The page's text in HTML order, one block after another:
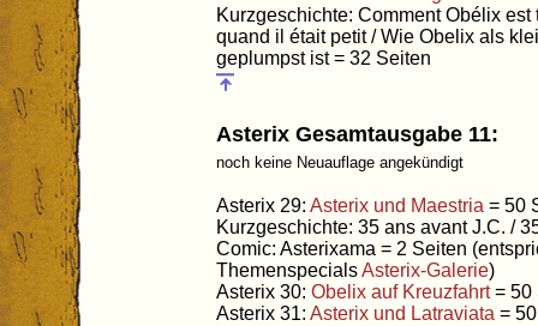
Kurzgeschichte: Comment Obélix
quand il était petit / Wie Obelix als
geplumpst ist = 32 Seiten
Asterix Gesamtausgabe 11:
noch keine Neuauflage angekündigt
Asterix 29: Asterix und Maestria = 50
Kurzgeschichte: 35 ans avant J.C. /
Comic: Asterixama = 2 Seiten
ThemenspecialsAsterix-Galerie)
Asterix 30: Obelix auf Kreuzfahrt= 50
Asterix 31: Asterix und Latraviata =